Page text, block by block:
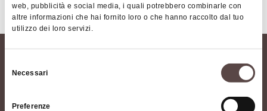
web, pubblicità e social media, i quali potrebbero combinarle con
altre informazioni che hai fornito loro o che hanno raccolto dal tuo
utilizzo dei loro servizi.
delNecessari
Preferenze
No results for the request made